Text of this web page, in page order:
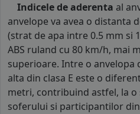
Indicele de aderenta al
anvelope va avea o distanta
(strat de apa intre 0.5 mm si
ABS ruland cu 80 km/h, mai
superioare. Intre o anvelopa
alta din clasa E este o
metri, contribuind astfel, la
soferului si participantilor